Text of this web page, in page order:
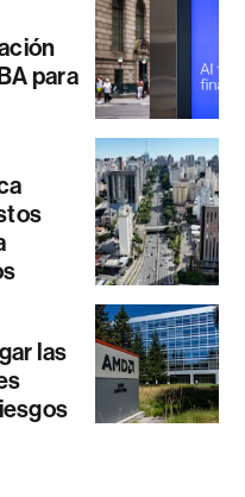
para
las